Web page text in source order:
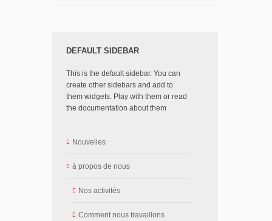
DEFAULT SIDEBAR
This is the default sidebar. You can
create other sidebars and add to
them widgets. Play with them or read
the documentation about them
Nouvelles
à propos de nous
Nos activités
Comment nous travaillons